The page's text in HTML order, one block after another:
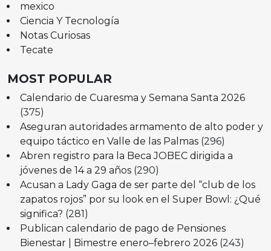
mexico
Ciencia Y Tecnología
Notas Curiosas
Tecate
MOST POPULAR
Calendario de Cuaresma y Semana Santa 2026
(375)
Aseguran autoridades armamento de alto poder y
equipo táctico en Valle de las Palmas (296)
Abren registro para la Beca JOBEC dirigida a
jóvenes de 14 a 29 años (290)
Acusan a Lady Gaga de ser parte del “club de los
zapatos rojos” por su look en el Super Bowl: ¿Qué
significa? (281)
Publican calendario de pago de Pensiones
Bienestar | Bimestre enero–febrero 2026 (243)